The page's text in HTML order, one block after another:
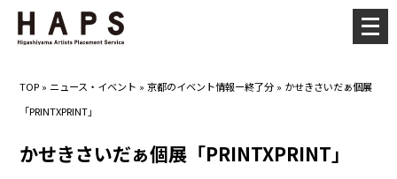
TOP » ニュース・イベント »京都のイベント情報ー終了分 » かせきさいだぁ個展
「PRINTXPRINT」
かせきさいだぁ個展「PRINTXPRINT」
メ
ニ
ー